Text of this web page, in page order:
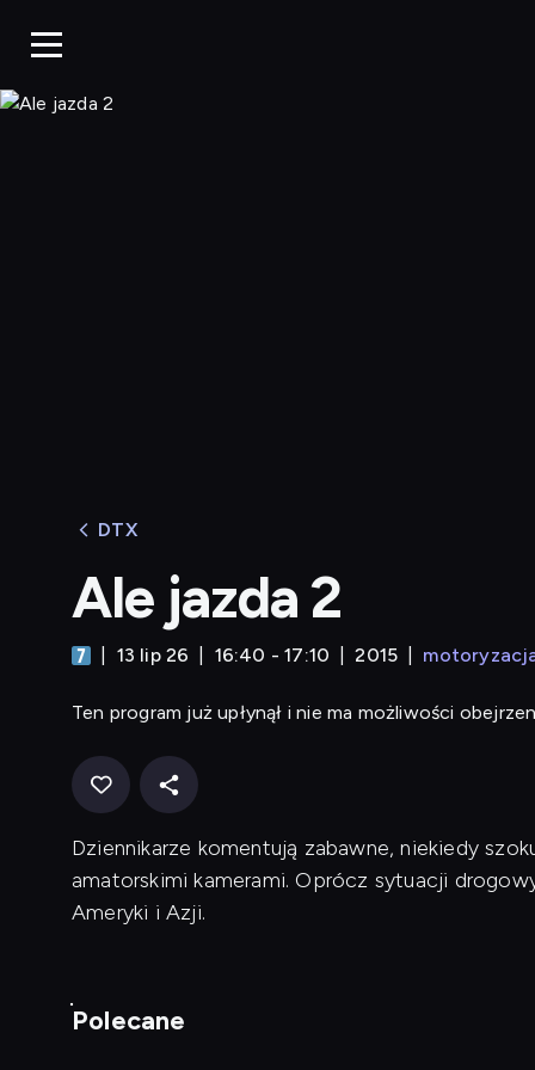
DTX
Ale jazda 2
13 lip 26 16:40 - 17:10 2015
Ten program już upłynął i nie ma możliwości
Dziennikarze komentują zabawne, niekiedy
amatorskimi kamerami. Oprócz sytuacji
Ameryki i Azji.
Polecane